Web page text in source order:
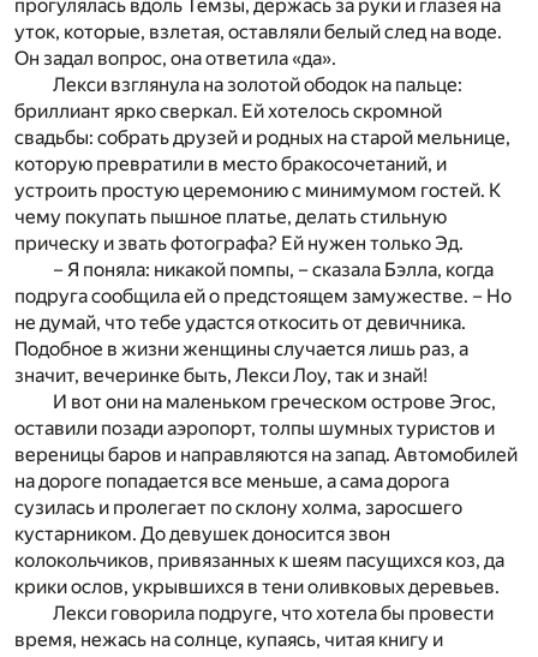
прогулялась вдоль Темзы, держась за руки и глазея на
уток, которые, взлетая, оставляли белый след на воде.
Он задал вопрос, она ответила «да».
Лекси взглянула на золотой ободок на пальце:
бриллиант ярко сверкал. Ей хотелось скромной
свадьбы: собрать друзей и родных на старой мельнице,
которую превратили в место бракосочетаний, и
устроить простую церемонию с минимумом гостей. К
чему покупать пышное платье, делать стильную
прическу и звать фотографа? Ей нужен только Эд.
– Я поняла: никакой помпы, – сказала Бэлла, когда
подруга сообщила ей о предстоящем замужестве. – Но
не думай, что тебе удастся откосить от девичника.
Подобное в жизни женщины случается лишь раз, а
значит, вечеринке быть, Лекси Лоу, так и знай!
И вот они на маленьком греческом острове Эгос,
оставили позади аэропорт, толпы шумных туристов и
вереницы баров и направляются на запад. Автомобилей
на дороге попадается все меньше, а сама дорога
сузилась и пролегает по склону холма, заросшего
кустарником. До девушек доносится звон
колокольчиков, привязанных к шеям пасущихся коз, да
крики ослов, укрывшихся в тени оливковых деревьев.
Лекси говорила подруге, что хотела бы провести
время, нежась на солнце, купаясь, читая книгу и